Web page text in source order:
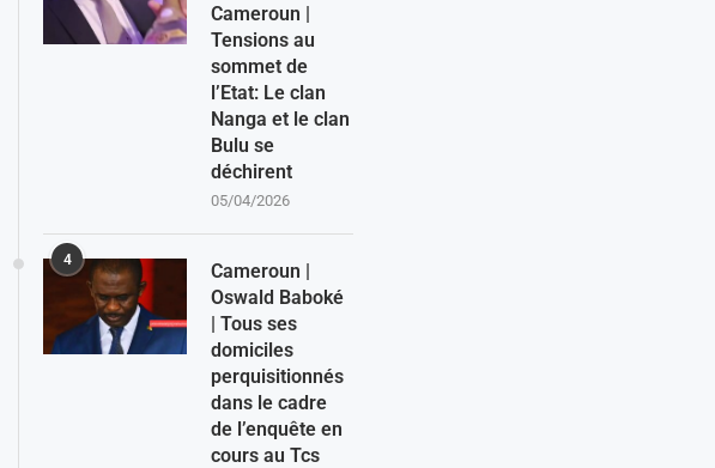
Cameroun |
Tensions au
sommet de
l’Etat: Le clan
Nanga et le clan
Bulu se
déchirent
05/04/2026
4
Cameroun |
Oswald Baboké
| Tous ses
domiciles
perquisitionnés
dans le cadre
de l’enquête en
cours au Tcs